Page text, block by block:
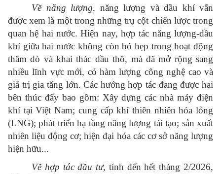
Về năng lượng, năng lượng và dầu khí vẫn
được xem là một trong những trụ cột chiến lược trong
quan hệ hai nước. Hiện nay, hợp tác năng lượng-dầu
khí giữa hai nước không còn bó hẹp trong hoạt động
thăm dò và khai thác dầu thô, mà đã mở rộng sang
nhiều lĩnh vực mới, có hàm lượng công nghệ cao và
giá trị gia tăng lớn. Các hướng hợp tác đang được hai
bên thúc đẩy bao gồm: Xây dựng các nhà máy điện
khí tại Việt Nam; cung cấp khí thiên nhiên hóa lỏng
(LNG); phát triển hạ tầng năng lượng tái tạo; sản xuất
nhiên liệu động cơ; hiện đại hóa các cơ sở năng lượng
hiện hữu...
Về hợp tác đầu tư, tính đến hết tháng 2/2026,